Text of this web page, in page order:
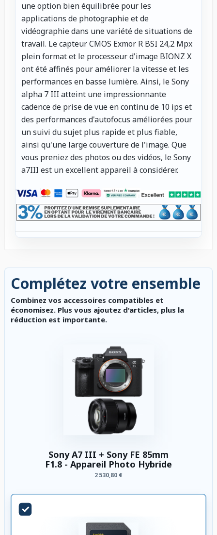
une option bien équilibrée pour les
applications de photographie et de
vidéographie dans une variété de situations de
travail. Le capteur CMOS Exmor R BSI 24,2 Mpx
plein format et le processeur d'image BIONZ X
ont été affinés pour améliorer la vitesse et les
performances en basse lumière. Ainsi, le Sony
alpha 7 III atteint une impressionnante
cadence de prise de vue en continu de 10 ips et
des performances d'autofocus améliorées pour
un suivi du sujet plus rapide et plus fiable,
ainsi qu'une large couverture de l'image. Que
vous preniez des photos ou des vidéos, le Sony
a7III est un excellent appareil à considérer.
Complétez votre ensemble
Combinez vos accessoires compatibles et
économisez. Plus vous ajoutez d'articles, plus la
réduction est importante.
Sony A7 III + Sony FE 85mm
F1.8 - Appareil Photo Hybride
2 530,80 €